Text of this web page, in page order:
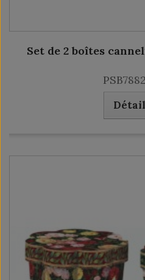
Set de 2 boîtes